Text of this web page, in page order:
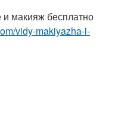
и макияж бесплатно
vidy-makiyazha-i-